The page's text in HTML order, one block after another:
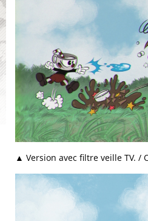
▲ Version avec filtre veille TV. /